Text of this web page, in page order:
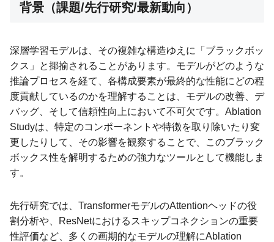
背景（課題/先行研究/最新動向）
深層学習モデルは、その複雑な構造ゆえに「ブラックボッ
クス」と揶揄されることがあります。モデルがどのような
推論プロセスを経て、各構成要素が最終的な性能にどの程
度貢献しているのかを理解することは、モデルの改善、デ
バッグ、そして信頼性向上において不可欠です。Ablation
Studyは、特定のコンポーネントや特徴を取り除いたり変
更したりして、その影響を観察することで、このブラック
ボックス性を解明するための強力なツールとして機能しま
す。
先行研究では、TransformerモデルのAttentionヘッドの役
割分析や、ResNetにおけるスキップコネクションの重要
性評価など、多くの画期的なモデルの理解にAblation